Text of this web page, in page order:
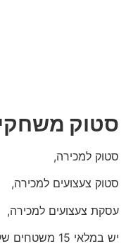
סטוק
סטוק למכירה,
סטוק צעצועים למכירה,
עסקת צעצועים למכירה,
יש במלאי 15 משטחים של צעצועים למכירה,